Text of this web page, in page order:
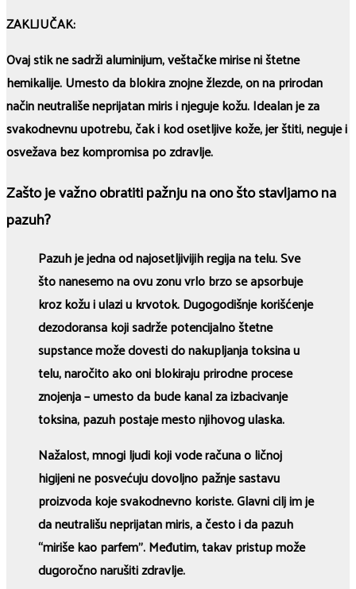
ZAKLJUČAK:
Ovaj stik ne sadrži aluminijum, veštačke mirise ni štetne
hemikalije. Umesto da blokira znojne žlezde, on na prirodan
način neutrališe neprijatan miris i njeguje kožu. Idealan je za
svakodnevnu upotrebu, čak i kod osetljive kože, jer štiti, neguje i
osvežava bez kompromisa po zdravlje.
Zašto je važno obratiti pažnju na ono što stavljamo na
pazuh?
Pazuh je jedna od najosetljivijih regija na telu. Sve
što nanesemo na ovu zonu vrlo brzo se apsorbuje
kroz kožu i ulazi u krvotok. Dugogodišnje korišćenje
dezodoransa koji sadrže potencijalno štetne
supstance može dovesti do nakupljanja toksina u
telu, naročito ako oni blokiraju prirodne procese
znojenja – umesto da bude kanal za izbacivanje
toksina, pazuh postaje mesto njihovog ulaska.
Nažalost, mnogi ljudi koji vode računa o ličnoj
higijeni ne posvećuju dovoljno pažnje sastavu
proizvoda koje svakodnevno koriste. Glavni cilj im je
da neutrališu neprijatan miris, a često i da pazuh
“miriše kao parfem”. Međutim, takav pristup može
dugoročno narušiti zdravlje.